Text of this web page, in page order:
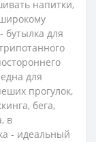
напитки,
бутылка для
для
прогулок,
бега,
в
- идеальный